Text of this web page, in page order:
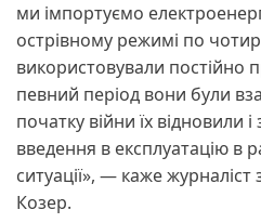
ми імпортуємо
острівному режимі по
використовували постійно
певний період вони були
початку війни їх відновили
введення в експлуатацію в
ситуації», — каже
Козер.